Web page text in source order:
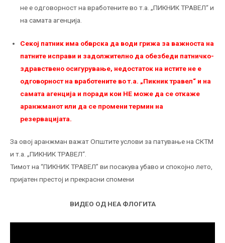
не е одговорност на вработените во т.а. „ПИКНИК ТРАВЕЛ“ и
на самата агенција.
Секој патник има обврска да води грижа за важноста на
патните исправи и задолжително да обезбеди патничко-
здравствено осигурување, недостаток на истите не е
одговорност на вработените во т.а. „Пикник травел“ и на
самата агенција и поради кои НЕ можe да се откаже
аранжманот или да се промени термин на
резервацијата.
За овој аранжман важат Општите услови за патување на СКТМ
и т.а. „ПИКНИК ТРАВЕЛ“.
Тимот на “ПИКНИК ТРАВЕЛ” ви посакува убаво и спокојно лето,
пријатен престој и прекрасни спомени
ВИДЕО ОД НЕА ФЛОГИТА